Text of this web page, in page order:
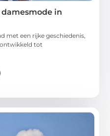
in
met een rijke geschiedenis,
ontwikkeld tot